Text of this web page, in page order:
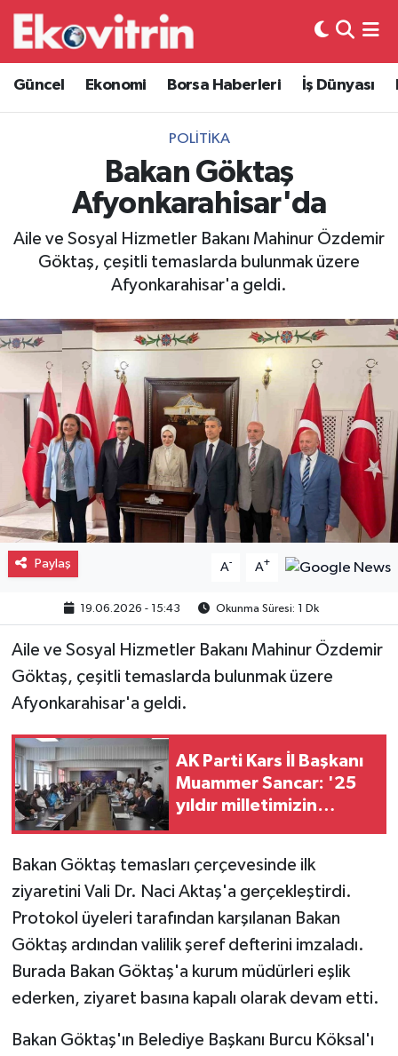
Güncel Ekonomi Borsa Haberleri İş Dünyası
POLITIKA
Bakan Göktaş
Afyonkarahisar'da
Aile ve Sosyal Hizmetler Bakanı Mahinur Özdemir
Göktaş, çeşitli temaslarda bulunmak üzere
Afyonkarahisar'a geldi.
Paylaş A- A+
19.06.2026 - 15:43 Okunma Süresi: 1 Dk
Aile ve Sosyal Hizmetler Bakanı Mahinur Özdemir
Göktaş, çeşitli temaslarda bulunmak üzere
Afyonkarahisar'a geldi.
AK Parti Kars İl Başkanı
Muammer Sancar: '25
yıldır milletimizin
Bakan Göktaş temasları çerçevesinde ilk
ziyaretini Vali Dr. Naci Aktaş'a gerçekleştirdi.
Protokol üyeleri tarafından karşılanan Bakan
Göktaş ardından valilik şeref defterini imzaladı.
Burada Bakan Göktaş'a kurum müdürleri eşlik
ederken, ziyaret basına kapalı olarak devam etti.
Bakan Göktaş'ın Belediye Başkanı Burcu Köksal'ı
Güncel
Ekonomi
Borsa Haberleri
İş Dünyası
Lojistik
Otovitrin
Asayiş
Magazin
Gayrimenkul
Spor
Eğitim
Hava Durumu
Trafik Durumu
Süper Lig Puan Durumu ve Fikstür
Tüm Manşetler
Son Dakika Haberleri
Haber Arşivi